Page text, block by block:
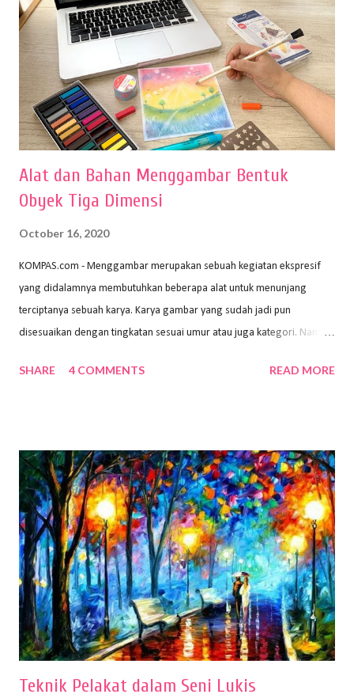
Alat dan Bahan Menggambar Bentuk
Obyek Tiga Dimensi
October 16, 2020
KOMPAS.com - Menggambar merupakan sebuah kegiatan ekspresif
yang didalamnya membutuhkan beberapa alat untuk menunjang
terciptanya sebuah karya. Karya gambar yang sudah jadi pun
disesuaikan dengan tingkatan sesuai umur atau juga kategori. Namun,
sehingga hasilnya bisa dilihat. Peran alat dan bahan sangat
memiliki spesifikasi berbeda sesuai jenisnya. Berikut peralatan
menggambar bentuk: 1. Kertas Gambar Kegiatan menggambar
membutuhkan kertas yang baik agar proses pembuatan gambar lebih
nyaman dan maksimal. Bahan kertas yang baik salah satu syaratnya
adalah tidak mudah sobek, mengingat menggambar merupakan
proses menggores dan menghapus. Kertas adalah bahan yang paling
ideal digunakan untuk menggambar. Dalam menggambar
menggunakan pen...
SHARE 4 COMMENTS READ MORE
Teknik Pelakat dalam Seni Lukis